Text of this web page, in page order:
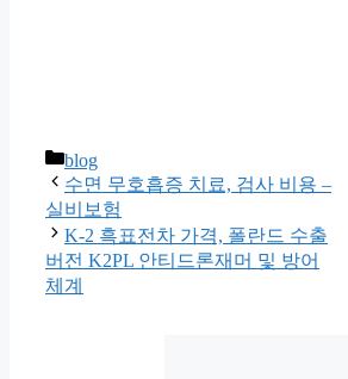
카
테
고
리
blog
수면 무호흡증 치료, 검사 비용 –
실비보험
K-2 흑표전차 가격, 폴란드 수출
버전 K2PL 안티드론재머 및 방어
체계